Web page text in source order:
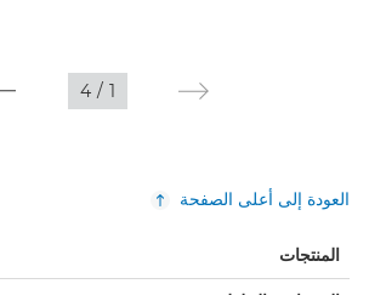
1
/
4
العودة إلى أعلى الصفحة
المنتجات